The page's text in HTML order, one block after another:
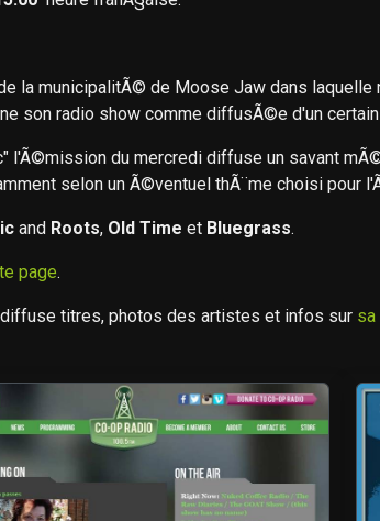
la municipalitÃ© de Moose Jaw dans laquelle
son radio show comme diffusÃ©e d'un
l'Ã©mission du mercredi diffuse un savant
selon un Ã©ventuel thÃ¨me choisi pour
and Roots, Old Time et Bluegrass.
page.
titres, photos des artistes et infos sur sa